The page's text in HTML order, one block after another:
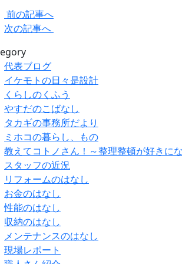
前の記事へ
次の記事へ
代表ブログ
イケモトの日々是設計
くらしのくふう
やすだのこばなし
タカギの事務所だより
ミホコの暮らし、もの
教えてコトノさん！～整理整頓が好きに
スタッフの近況
リフォームのはなし
お金のはなし
性能のはなし
収納のはなし
メンテナンスのはなし
現場レポート